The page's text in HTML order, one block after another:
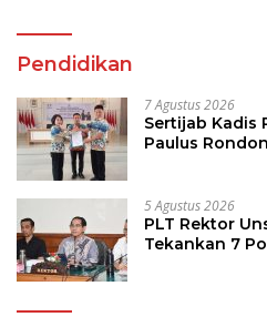
Pendidikan
7 Agustus 2026
Sertijab Kadis
Paulus
5 Agustus 2026
PLT Rektor
Tekankan 7